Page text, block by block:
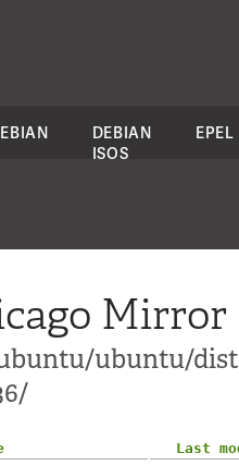
DEBIAN
ISOS
EPEL
Mirror
ubuntu/
Last